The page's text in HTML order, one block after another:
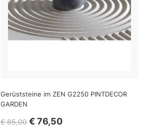
Gerüststeine im ZEN G2250 PINTDECOR
GARDEN
€ 85,00 € 76,50